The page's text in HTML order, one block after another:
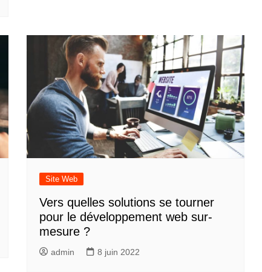
Site Web
Vers quelles solutions se tourner
pour le développement web sur-
mesure ?
admin 8 juin 2022